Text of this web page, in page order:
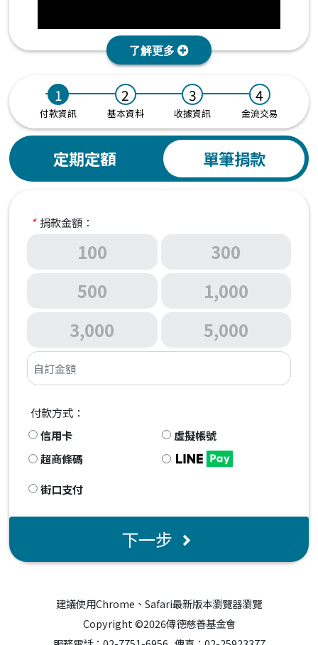
捐款案號：547
📄個案：正芳 年齡：69 歲
🤝轉介單位：北投社福中心
正芳每天醒來，不是為了自己。
況好不好，兩個還在讀書的孫子孫女早餐吃了
沒、書包整理好了沒。家裡大大小小的事，都等
著這位年近七十的阿嬤一個人撐著。
本該是退休享福的年紀，正芳卻還在為生活奔
波。
來都需要人照顧。兩名孫子女還在成長階段，需
要生活費、學費，也需要一個安穩的家。原本家
中主要收入靠女兒工作支撐，沒想到一場突如其
來的變故，讓家裡瞬間失去依靠。
女兒涉案後，家庭收入中斷，原有補助也因資格
接著來，壓得人喘不過氣。
個家不能沒有人撐著。
她最常說的一句話是：「我沒關係，孩子有得
付款資訊 基本資料 收據資訊 金流交易
定期定額 單筆捐款
* 捐款金額：
100
300
500
1,000
3,000
5,000
付款方式：
信用卡
虛擬帳號
超商條碼
街口支付
下一步
建議使用Chrome、Safari最新版本瀏覽器瀏覽
Copyright ©2026傳德慈善基金會